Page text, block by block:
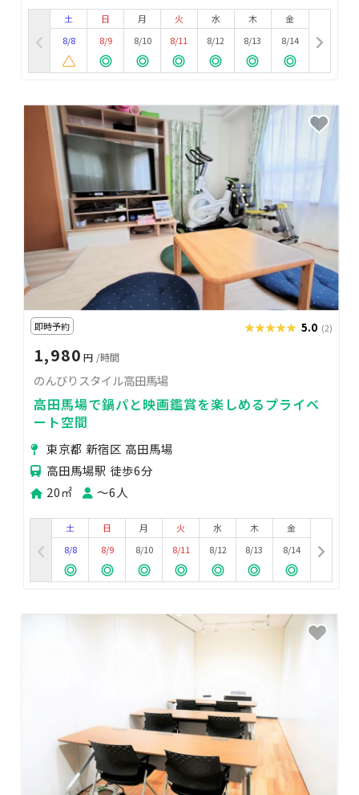
土
8/8
日
8/9
月
8/10
火
8/11
水
8/12
木
8/13
金
8/14
即時予約 ★★★★★
★★★★★ 5.0 (2)
1,980 円 /時間
のんびりスタイル高田馬場
高田馬場で鍋パと映画鑑賞を楽しめるプライベ
ート空間
東京都 新宿区 高田馬場
高田馬場駅 徒歩6分
20㎡
〜6人
土
8/8
日
8/9
月
8/10
火
8/11
水
8/12
木
8/13
金
8/14